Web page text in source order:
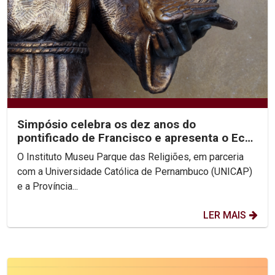
Simpósio celebra os dez anos do
pontificado de Francisco e apresenta o Eco
Parque das Religiões
O Instituto Museu Parque das Religiões, em parceria
com a Universidade Católica de Pernambuco (UNICAP)
e a Província...
LER MAIS